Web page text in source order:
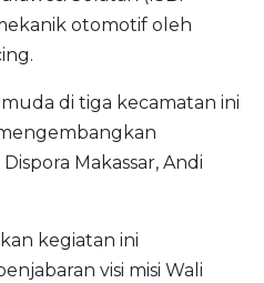
otomotif oleh
di tiga kecamatan ini
Makassar, Andi
kegiatan ini
visi misi Wali